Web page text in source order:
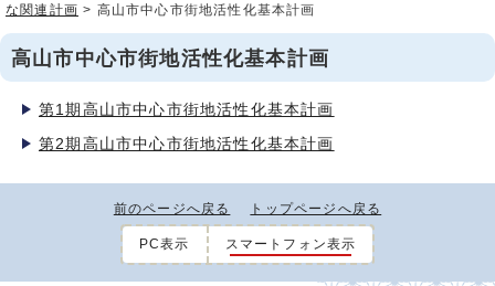
な関連計画 > 高山市中心市街地活性化基本計画
高山市中心市街地活性化基本計画
第1期高山市中心市街地活性化基本計画
第2期高山市中心市街地活性化基本計画
前のページへ戻る トップページへ戻る
PC表示 スマートフォン表示